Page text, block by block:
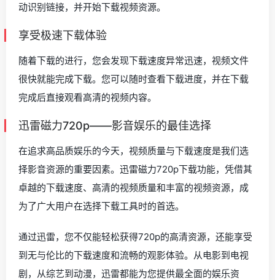
动识别链接，并开始下载视频资源。
享受极速下载体验
随着下载的进行，您会发现下载速度异常迅速，视频文件
很快就能完成下载。您可以随时查看下载进度，并在下载
完成后直接观看高清的视频内容。
迅雷磁力720p——影音娱乐的最佳选择
在追求高品质娱乐的今天，视频质量与下载速度是我们选
择影音资源的重要因素。迅雷磁力720p下载功能，凭借其
卓越的下载速度、高清的视频质量和丰富的视频资源，成
为了广大用户在选择下载工具时的首选。
通过迅雷，您不仅能轻松获得720p的高清资源，还能享受
到无与伦比的下载速度和流畅的观影体验。从电影到电视
剧，从综艺到动漫，迅雷都能为您提供最全面的娱乐资